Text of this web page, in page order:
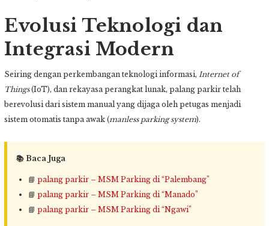
Evolusi Teknologi dan
Integrasi Modern
Seiring dengan perkembangan teknologi informasi, Internet of
Things(IoT), dan rekayasa perangkat lunak, palang parkir telah
berevolusi dari sistem manual yang dijaga oleh petugas menjadi
sistem otomatis tanpa awak (manless parking system).
📚 Baca Juga
📘 palang parkir – MSM Parking di “Palembang”
📘 palang parkir – MSM Parking di “Manado”
📘 palang parkir – MSM Parking di “Ngawi”